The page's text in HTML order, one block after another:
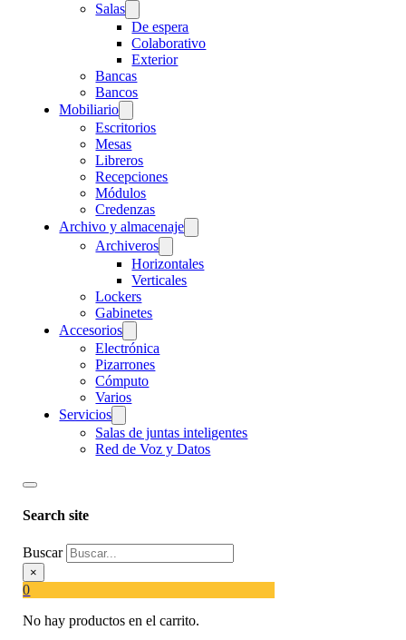
Salas
De espera
Colaborativo
Exterior
Bancas
Bancos
Mobiliario
Escritorios
Mesas
Libreros
Recepciones
Módulos
Credenzas
Archivo y almacenaje
Archiveros
Horizontales
Verticales
Lockers
Gabinetes
Accesorios
Electrónica
Pizarrones
Cómputo
Varios
Servicios
Salas de juntas inteligentes
Red de Voz y Datos
Search site
Buscar
×
0
No hay productos en el carrito.